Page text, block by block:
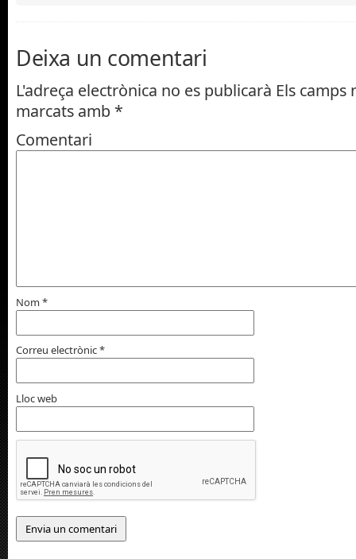
Deixa un comentari
L'adreça electrònica no es publicarà Els camps
marcats amb *
Comentari
Nom *
Correu electrònic*
Lloc web